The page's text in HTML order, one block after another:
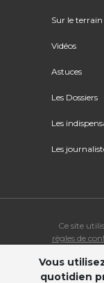
Sur le terrain
Vidéos
Astuces
Les Dossiers
Les
Les
Ce site
règles de
©
Vous
quotidien